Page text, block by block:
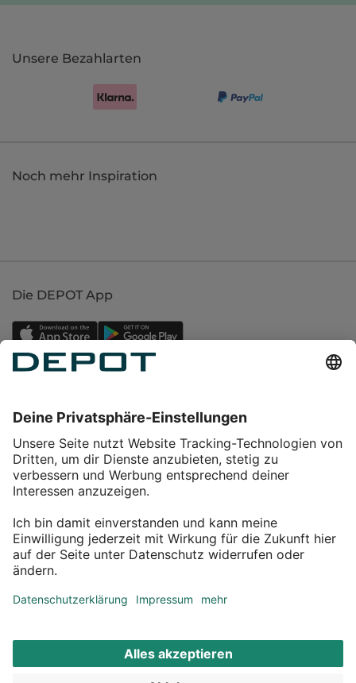
Unsere Bezahlarten
Noch mehr Inspiration
Die DEPOT App
Service
Über DEPOT
Kontakt
Aktionsbedingungen